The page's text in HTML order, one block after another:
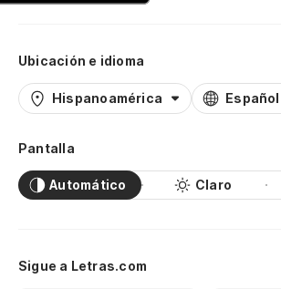
Ubicación e idioma
Hispanoamérica Español
Pantalla
Automático Claro
Sigue a Letras.com